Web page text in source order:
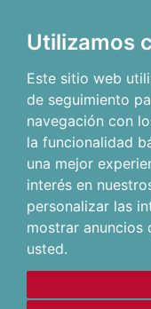
Utilizamos
Este sitio web
de seguimiento
navegación con
la funcionalidad
una mejor
interés en
personalizar las
mostrar anuncios
usted.